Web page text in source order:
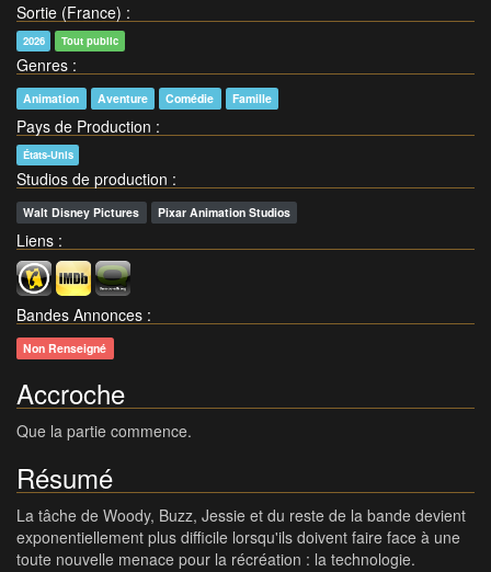
Sortie (France) :
2026 Tout public
Genres :
Animation Aventure Comédie Famille
Pays de Production :
États-Unis
Studios de production :
Walt Disney Pictures Pixar Animation Studios
Liens :
Bandes Annonces :
Non Renseigné
Accroche
Que la partie commence.
Résumé
La tâche de Woody, Buzz, Jessie et du reste de la bande devient
exponentiellement plus difficile lorsqu'ils doivent faire face à une
toute nouvelle menace pour la récréation : la technologie.